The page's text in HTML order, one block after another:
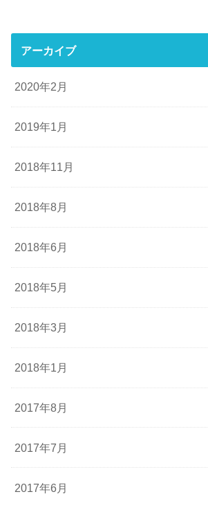
アーカイブ
2020年2月
2019年1月
2018年11月
2018年8月
2018年6月
2018年5月
2018年3月
2018年1月
2017年8月
2017年7月
2017年6月